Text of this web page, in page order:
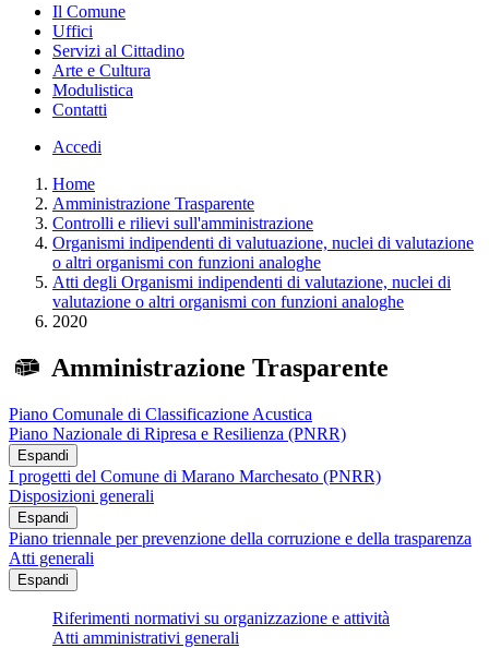
Il Comune
Uffici
Servizi al Cittadino
Arte e Cultura
Modulistica
Contatti
Accedi
Home
Amministrazione Trasparente
Controlli e rilievi sull'amministrazione
Organismi indipendenti di valutuazione, nuclei di valutazione
o altri organismi con funzioni analoghe
Atti degli Organismi indipendenti di valutazione, nuclei di
valutazione o altri organismi con funzioni analoghe
2020
Amministrazione Trasparente
Piano Comunale di Classificazione Acustica
Piano Nazionale di Ripresa e Resilienza (PNRR)
Espandi
I progetti del Comune di Marano Marchesato (PNRR)
Disposizioni generali
Espandi
Piano triennale per prevenzione della corruzione e della trasparenza
Atti generali
Espandi
Riferimenti normativi su organizzazione e attività
Atti amministrativi generali